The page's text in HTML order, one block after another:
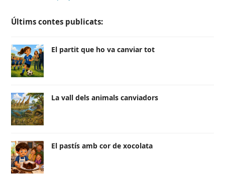
Últims contes publicats:
El partit que ho va canviar tot
La vall dels animals canviadors
El pastís amb cor de xocolata